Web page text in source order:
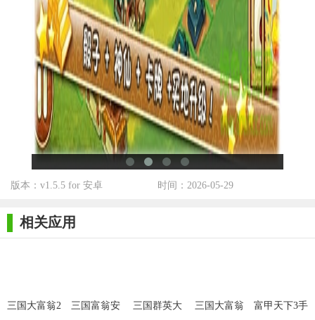
3. 卡牌对战：游戏中还加入了卡牌元素，玩家可以通过收集
不同的卡牌来提升自己的实力，与其他玩家进行对战。
4. 养成系统：玩家可以通过培养自己的角色，提升他们的属
性和技能，使他们更加强大。
【三国大富翁2玩法】
1. 经营地盘：玩家需要合理规划自己的地盘，建设各种设施
来提升自己的经济实力。
2. 攻打敌人：通过策略和实力，玩家可以攻打其他玩家的地
盘，获取更多的资源和财富。
3. 卡牌对战：玩家可以与其他玩家进行卡牌对战，通过巧妙
的卡牌搭配和策略来取得胜利。
【三国大富翁2攻略】
版本：v1.5.5 for 安卓 时间：2026-05-29
相关应用
三国大富翁2
三国富翁安
三国群英大
三国大富翁
富甲天下3手